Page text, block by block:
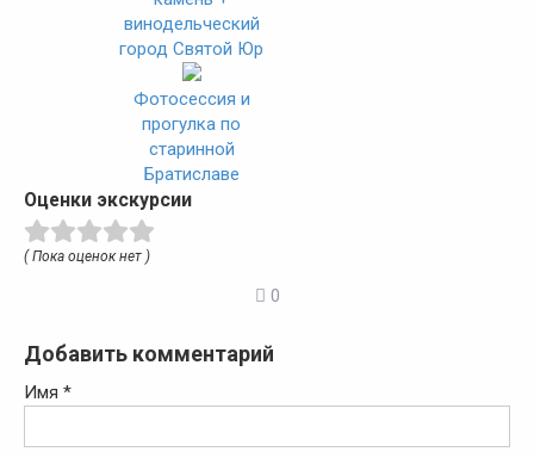
винодельческий
город Святой Юр
Фотосессия и
прогулка по
старинной
Братиславе
Оценки экскурсии
( Пока оценок нет )
0
Добавить комментарий
Имя *